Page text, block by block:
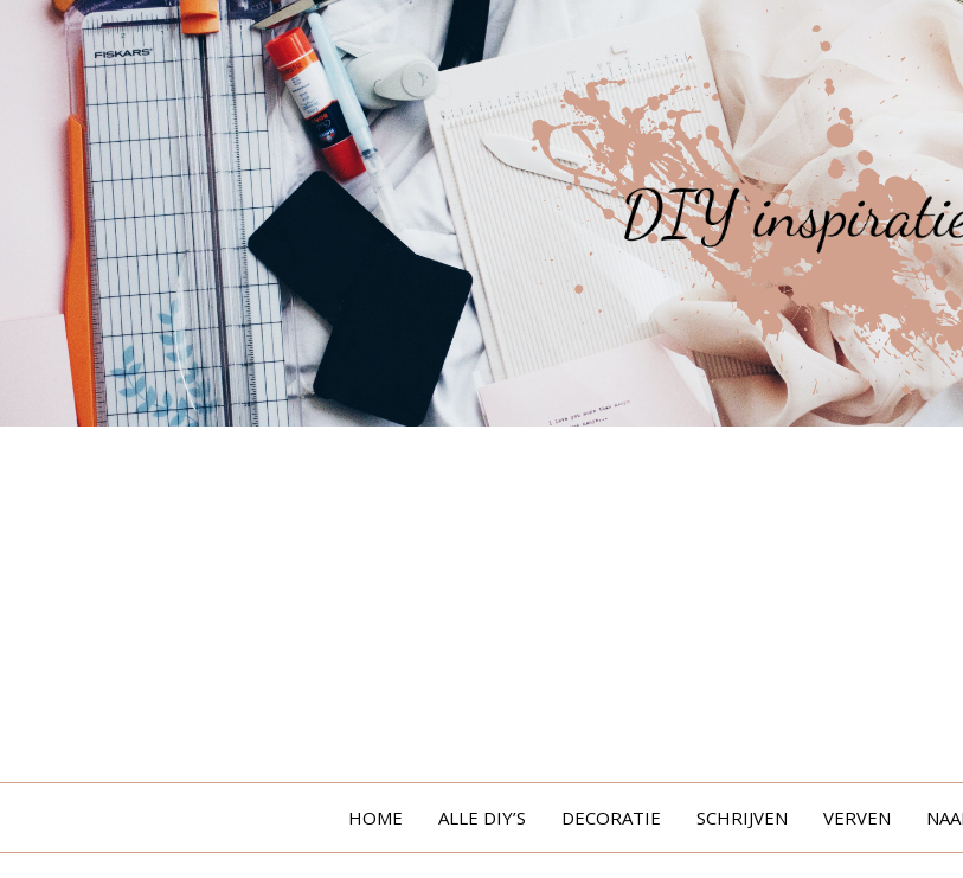
HOME ALLE DIY’S DECORATIE SCHRIJVEN VERVEN